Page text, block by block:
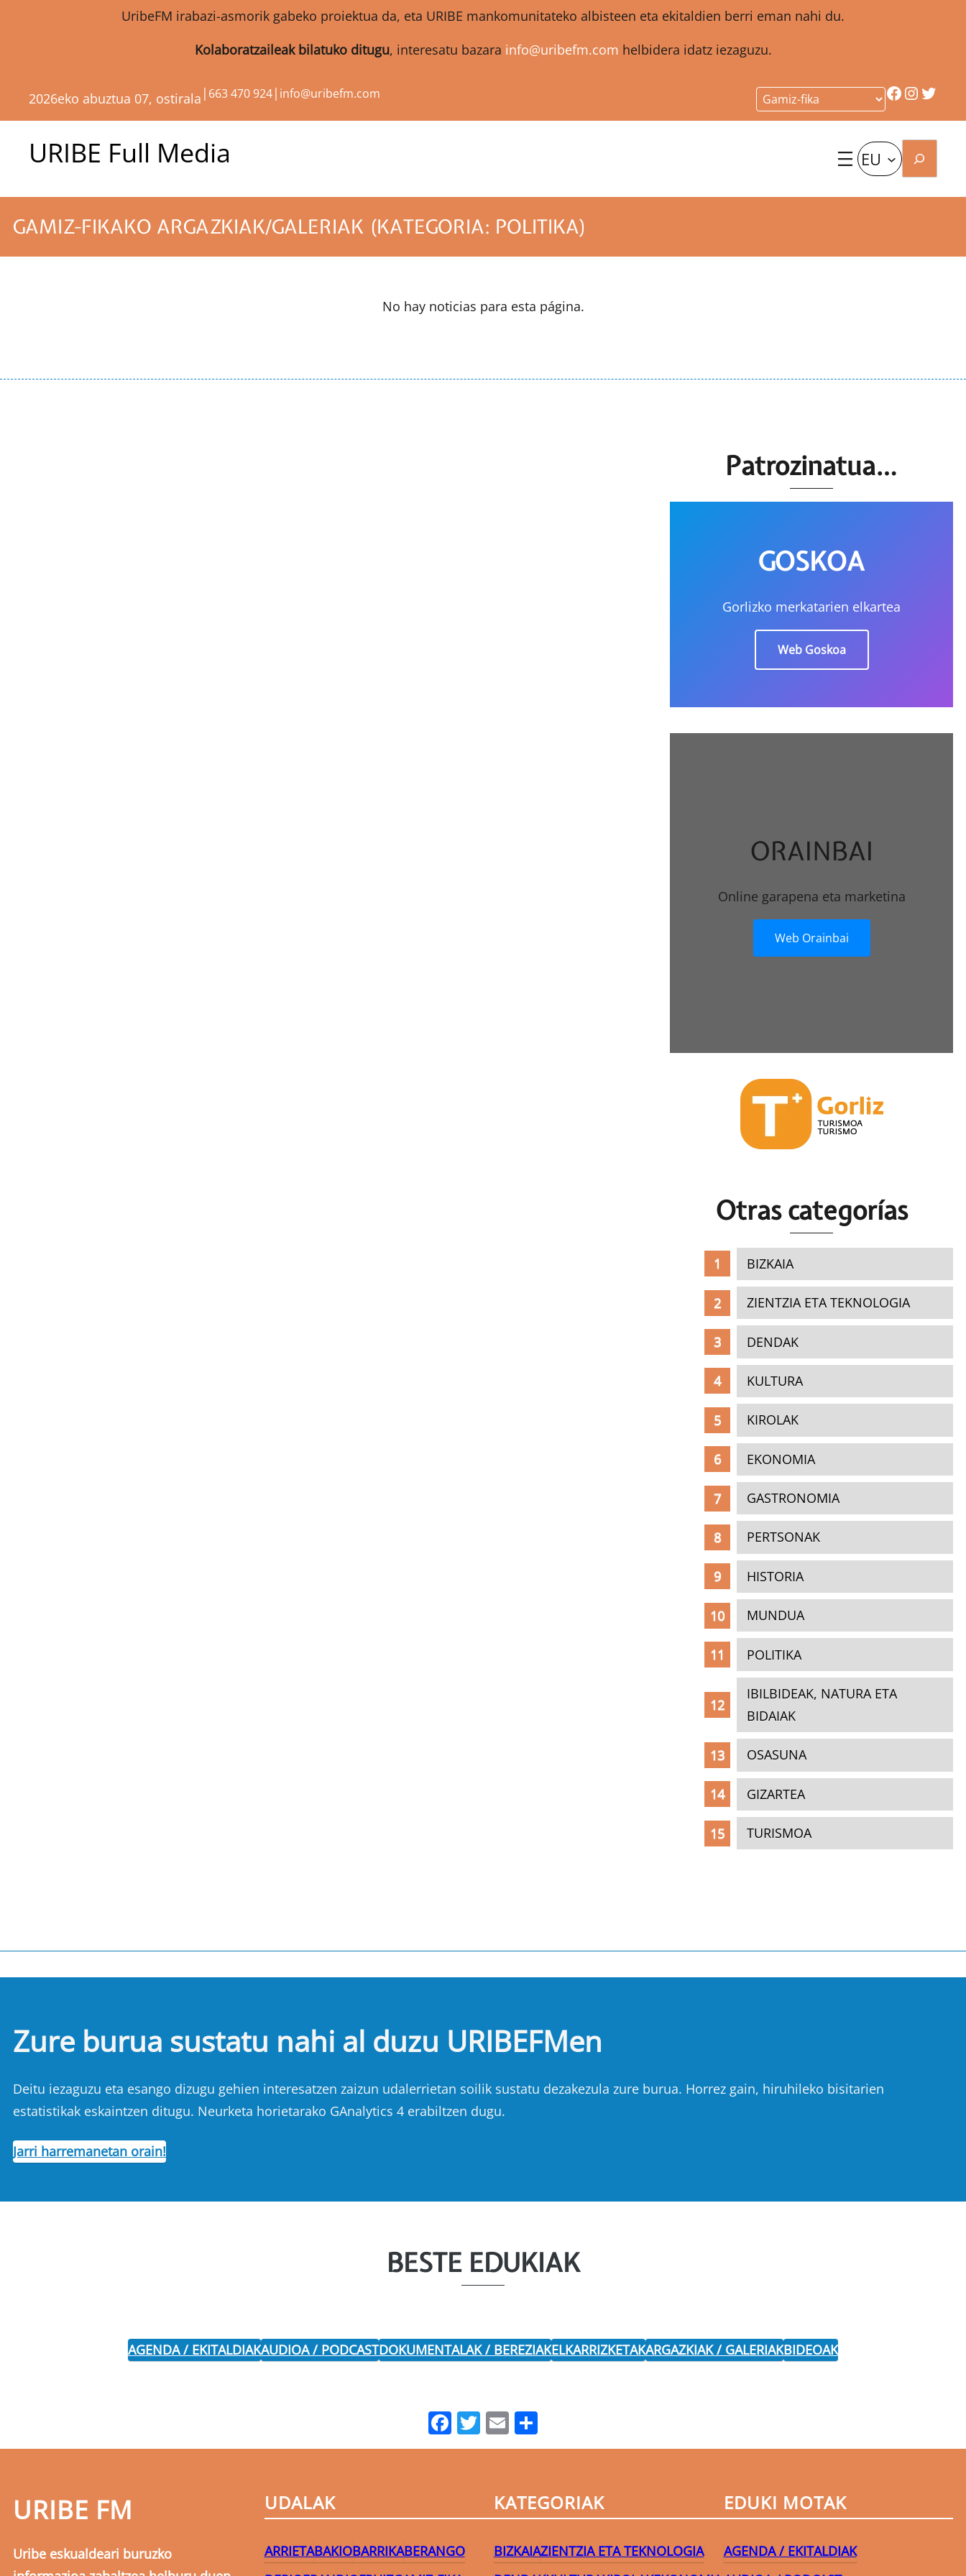
UribeFM irabazi-asmorik gabeko proiektua da, eta URIBE mankomunitateko albisteen eta ekitaldien berri eman nahi du.
Kolaboratzaileak bilatuko ditugu, interesatu bazara info@uribefm.com helbidera idatz iezaguzu.
2026eko abuztua 07, ostirala | 663 470 924| info@uribefm.com Facebook
URIBE Full Media EU Bilatu
GAMIZ-FIKAKO ARGAZKIAK/GALERIAK (KATEGORIA: POLITIKA)
No hay noticias para esta página.
Patrozinatua…
GOSKOA
Gorlizko merkatarien elkartea
Web Goskoa
ORAINBAI
Online garapena eta marketina
Web Orainbai
Otras categorías
BIZKAIA
ZIENTZIA ETA TEKNOLOGIA
DENDAK
KULTURA
KIROLAK
EKONOMIA
GASTRONOMIA
PERTSONAK
HISTORIA
MUNDUA
POLITIKA
IBILBIDEAK, NATURA ETA
BIDAIAK
OSASUNA
GIZARTEA
TURISMOA
Zure burua sustatu nahi al duzu URIBEFMen
Deitu iezaguzu eta esango dizugu gehien interesatzen zaizun udalerrietan soilik sustatu dezakezula zure burua. Horrez gain, hiruhileko bisitarien
estatistikak eskaintzen ditugu. Neurketa horietarako GAnalytics 4 erabiltzen dugu.
Jarri harremanetan orain!
BESTE EDUKIAK
AGENDA / EKITALDIAKAUDIOA / PODCASTDOKUMENTALAK / BEREZIAKELKARRIZKETAKARGAZKIAK / GALERIAKBIDEOAK
Facebook
Twitter
Email
URIBE FM
Uribe eskualdeari buruzko
UDALAK
ARRIETABAKIOBARRIKABERANGO
KATEGORIAK
BIZKAIAZIENTZIA ETA TEKNOLOGIA
EDUKI MOTAK
AGENDA / EKITALDIAK